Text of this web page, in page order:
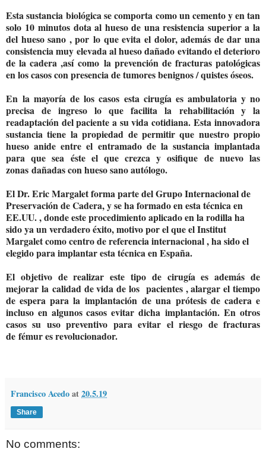
Esta sustancia biológica se comporta como un cemento y en tan
solo 10 minutos dota al hueso de una resistencia superior a la
del hueso sano , por lo que evita el dolor, además de dar una
consistencia muy elevada al hueso dañado evitando el deterioro
de la cadera ,así como la prevención de fracturas patológicas
en los casos con presencia de tumores benignos / quistes óseos.
En la mayoría de los casos esta cirugía es ambulatoria y no
precisa de ingreso lo que facilita la rehabilitación y la
readaptación del paciente a su vida cotidiana. Esta innovadora
sustancia tiene la propiedad de permitir que nuestro propio
hueso anide entre el entramado de la sustancia implantada
para que sea éste el que crezca y osifique de nuevo las
zonas dañadas con hueso sano autólogo.
El Dr. Eric Margalet forma parte del Grupo Internacional de
Preservación de Cadera, y se ha formado en esta técnica en
EE.UU. , donde este procedimiento aplicado en la rodilla ha
sido ya un verdadero éxito, motivo por el que el Institut
Margalet como centro de referencia internacional , ha sido el
elegido para implantar esta técnica en España.
El objetivo de realizar este tipo de cirugía es además de
mejorar la calidad de vida de los pacientes , alargar el tiempo
de espera para la implantación de una prótesis de cadera e
incluso en algunos casos evitar dicha implantación. En otros
casos su uso preventivo para evitar el riesgo de fracturas
de fémur es revolucionador.
Francisco Acedoat20.5.19
Share
No comments: